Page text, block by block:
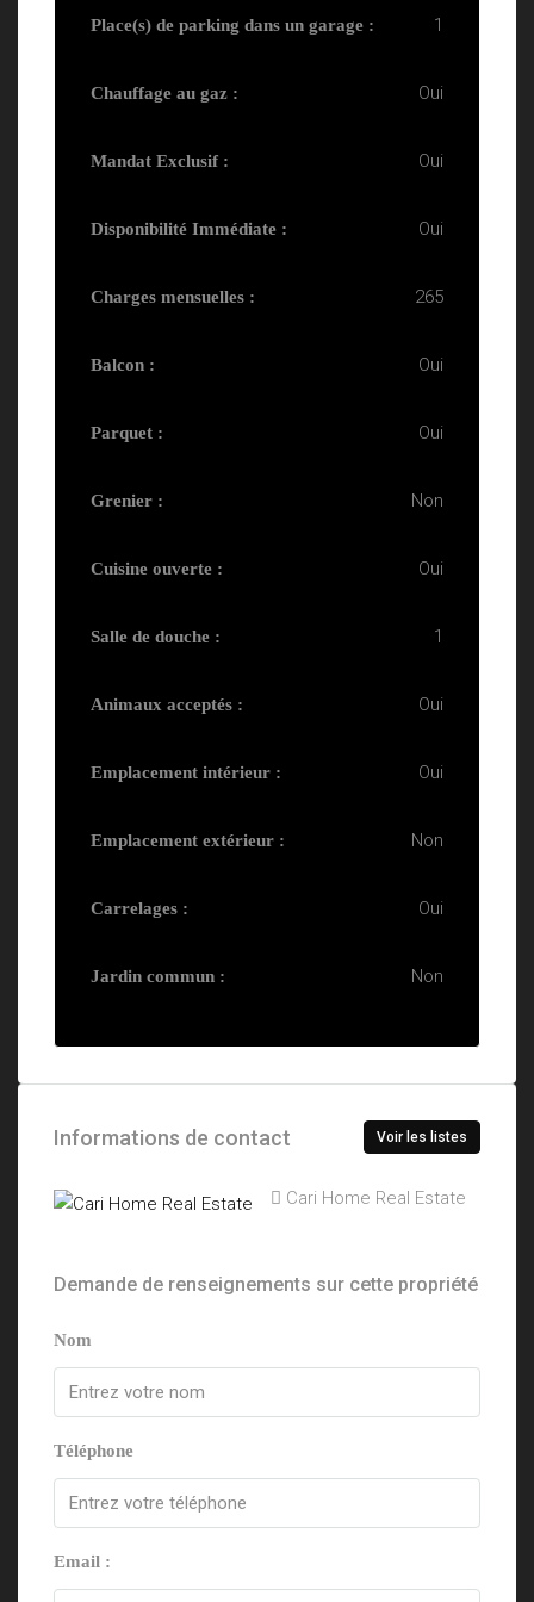
Place(s) de parking dans un garage : 1
Chauffage au gaz : Oui
Mandat Exclusif : Oui
Disponibilité Immédiate : Oui
Charges mensuelles : 265
Balcon : Oui
Parquet : Oui
Grenier : Non
Cuisine ouverte : Oui
Salle de douche : 1
Animaux acceptés : Oui
Emplacement intérieur : Oui
Emplacement extérieur : Non
Carrelages : Oui
Jardin commun : Non
Informations de contact Voir les listes
Cari Home Real Estate
Demande de renseignements sur cette propriété
Nom
Téléphone
Email :